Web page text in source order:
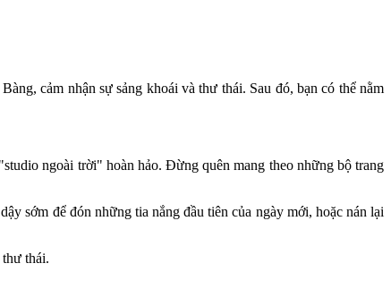
cảm nhận sự sảng khoái và thư thái. Sau đó, bạn có thể nằm
ngoài trời" hoàn hảo. Đừng quên mang theo những bộ trang
sớm để đón những tia nắng đầu tiên của ngày mới, hoặc nán lại
thái.